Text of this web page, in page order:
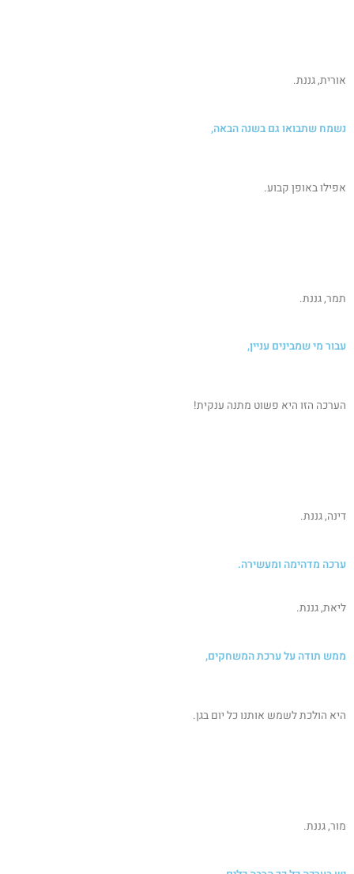
אורית, גננת.
נשמח שתבואו גם בשנה הבאה,
אפילו באופן קבוע.
תמר, גננת.
עבור מי שמבינים עניין,
הערכה הזו היא פשוט מתנה ענקית!
דינה, גננת.
ערכה מדהימה ומעשירה.
ליאת, גננת.
ממש תודה על ערכת המשחקים,
היא הולכת לשמש אותנו כל יום בגן.
מור, גננת.